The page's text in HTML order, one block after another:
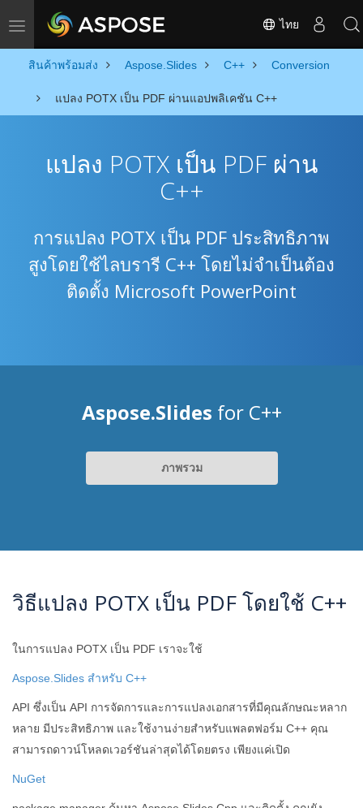
Toggle navigation ไทย
สินค้าพร้อมส่ง Aspose.Slides C++ Conversion
แปลง POTX เป็น PDF ผ่านแอปพลิเคชัน C++
แปลง POTX เป็น PDF ผ่าน
C++
การแปลง POTX เป็น PDF ประสิทธิภาพ
สูงโดยใช้ไลบรารี C++ โดยไม่จำเป็นต้อง
ติดตั้ง Microsoft PowerPoint
Aspose.Slides for C++
ภาพรวม
วิธีแปลง POTX เป็น PDF โดยใช้ C++
ในการแปลง POTX เป็น PDF เราจะใช้
Aspose.Slides สำหรับ C++
API ซึ่งเป็น API การจัดการและการแปลงเอกสารที่มีคุณลักษณะหลาก
หลาย มีประสิทธิภาพ และใช้งานง่ายสำหรับแพลตฟอร์ม C++ คุณ
สามารถดาวน์โหลดเวอร์ชันล่าสุดได้โดยตรง เพียงแค่เปิด
NuGet